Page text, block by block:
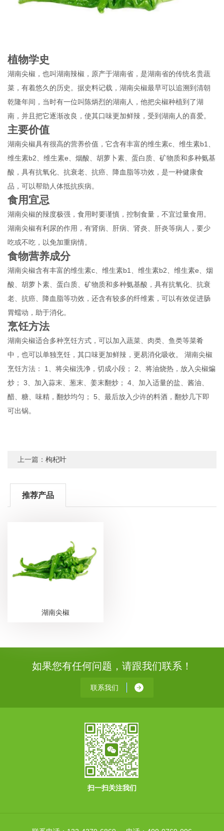
植物学史
湖南尖椒，也叫湖南辣椒，原产于湖南省，是湖南省的传统名贵蔬
菜，有着悠久的历史。据史料记载，湖南尖椒最早可以追溯到清朝
乾隆年间，当时有一位叫陈炳烈的湖南人，他把尖椒种植到了湖
南，并且把它逐渐改良，使其口味更加鲜辣，受到湖南人的喜爱。
主要价值
湖南尖椒具有很高的营养价值，它含有丰富的维生素c、维生素b1、
维生素b2、维生素e、烟酸、胡萝卜素、蛋白质、矿物质和多种氨基
酸，具有抗氧化、抗衰老、抗癌、降血脂等功效，是一种健康食
品，可以帮助人体抵抗疾病。
食用宜忌
湖南尖椒的辣度极强，食用时要谨慎，控制食量，不宜过量食用。
湖南尖椒有利尿的作用，有肾病、肝病、肾炎、肝炎等病人，要少
吃或不吃，以免加重病情。
食物营养成分
湖南尖椒含有丰富的维生素c、维生素b1、维生素b2、维生素e、烟
酸、胡萝卜素、蛋白质、矿物质和多种氨基酸，具有抗氧化、抗衰
老、抗癌、降血脂等功效，还含有较多的纤维素，可以有效促进肠
胃蠕动，助于消化。
烹饪方法
湖南尖椒适合多种烹饪方式，可以加入蔬菜、肉类、鱼类等菜肴
中，也可以单独烹饪，其口味更加鲜辣，更易消化吸收。 湖南尖椒
烹饪方法： 1、将尖椒洗净，切成小段； 2、将油烧热，放入尖椒煸
炒； 3、加入蒜末、葱末、姜末翻炒； 4、加入适量的盐、酱油、
醋、糖、味精，翻炒均匀； 5、最后放入少许的料酒，翻炒几下即
可出锅。
上一篇：枸杞叶
推荐产品
湖南尖椒
如果您有任何问题，请跟我们联系！
联系我们
扫一扫关注我们